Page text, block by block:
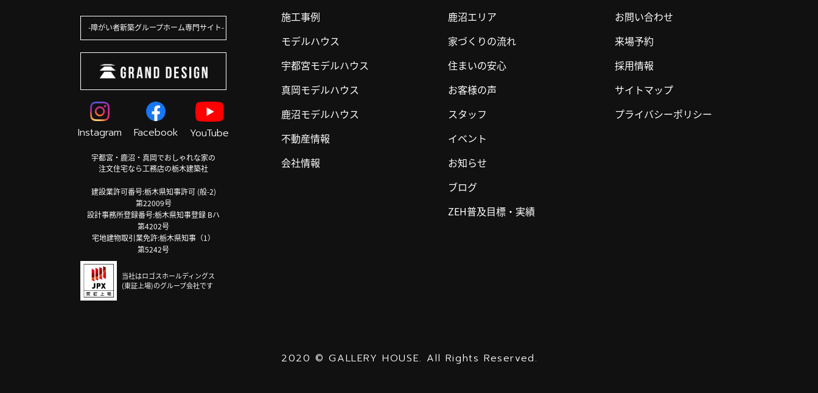
障がい者新築グループホーム専門サイト
Instagram Facebook YouTube
宇都宮・鹿沼・真岡でおしゃれな家の
注文住宅なら工務店の栃木建築社
建設業許可番号:栃木県知事許可 (般-2)
第22009号
設計事務所登録番号:栃木県知事登録 Bハ
第4202号
宅地建物取引業免許:栃木県知事（1）
第5242号
当社はロゴスホールディングス
(東証上場)のグループ会社です
施工事例
モデルハウス
宇都宮モデルハウス
真岡モデルハウス
鹿沼モデルハウス
不動産情報
会社情報
鹿沼エリア
家づくりの流れ
住まいの安心
お客様の声
スタッフ
イベント
お知らせ
ブログ
ZEH普及目標・実績
お問い合わせ
来場予約
採用情報
サイトマップ
プライバシーポリシー
2020 ©GALLERY HOUSE. All Rights Reserved.